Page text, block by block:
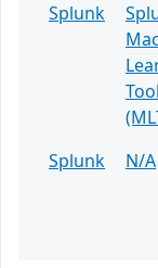
Splunk
Splunk N/A